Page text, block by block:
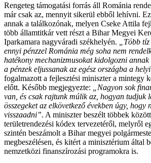
Rengeteg támogatási forrás áll Románia
már csak az, mennyit sikerül ebből lehívni.
annak a találkozónak, melyen Cseke Attila
több államtitkár vett részt a Bihar Megyei
Iparkamara nagyváradi székhelyén.
„Több
ennyi pénzzel Románia még soha nem
hatékony mechanizmusokat kidolgozni annak
a pénzek eljussanak az egész országba a
fogalmazott a fejlesztési miniszter a mintegy
előtt. Később megjegyezte:
„Nagyon sok
van, és csak rajtunk múlik az, hogyan tudjuk
összegeket az elkövetkező években úgy,
visszaadni”. A miniszter beszélt többek
területrendezési kódex tervezetéről, melyről
szintén beszámolt a Bihar megyei
megbeszélésen, és kitért a minisztérium által
nemzetközi finanszírozási programokra is.